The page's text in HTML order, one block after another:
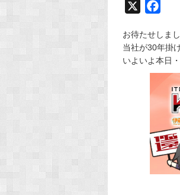
c
e
b
o
お待たせしまし
当社が30年掛
いよいよ本日